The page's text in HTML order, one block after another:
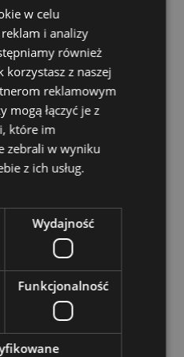
w celu
i analizy
również
z naszej
reklamowym
mogą łączyć je z
które im
zebrali w wyniku
z ich usług.
Wydajność
Funkcjonalność